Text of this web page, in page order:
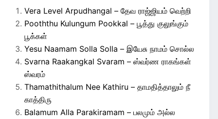
Vera Level Arpudhangal – தேவ ராஜ்ஜியம் வெற்றி
Pooththu Kulungum Pookkal – பூத்து குலுங்கும்
பூக்கள்
Yesu Naamam Solla Solla – இயேசு நாமம் சொல்ல
Svarna Raakangkal Svaram – ஸ்வர்ண ராகங்கள்
ஸ்வரம்
Thamathithalum Nee Kathiru – தாமதித்தாலும் நீ
காத்திரு
Balamum Alla Parakiramam – பலமும் அல்ல